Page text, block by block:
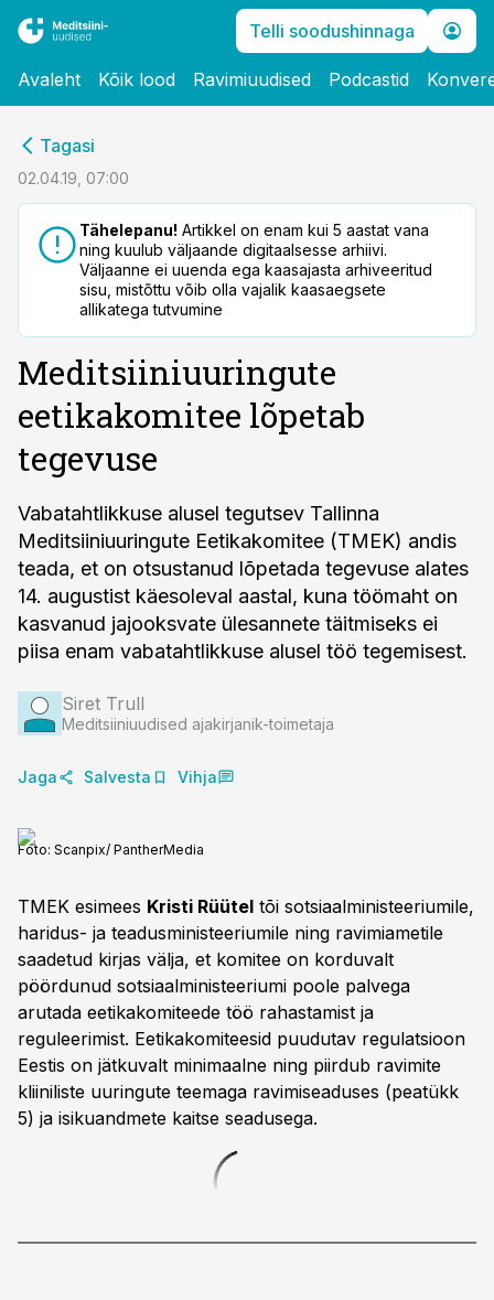
Telli soodushinnaga
Avaleht Kõik lood Ravimiuudised Podcastid
Tagasi
02.04.19, 07:00
Tähelepanu! Artikkel on enam kui 5 aastat vana
ning kuulub väljaande digitaalsesse arhiivi.
Väljaanne ei uuenda ega kaasajasta arhiveeritud
sisu, mistõttu võib olla vajalik kaasaegsete
allikatega tutvumine
Meditsiiniuuringute
eetikakomitee lõpetab
tegevuse
Vabatahtlikkuse alusel tegutsev Tallinna
Meditsiiniuuringute Eetikakomitee (TMEK) andis
teada, et on otsustanud lõpetada tegevuse alates
14. augustist käesoleval aastal, kuna töömaht on
kasvanud jajooksvate ülesannete täitmiseks ei
piisa enam vabatahtlikkuse alusel töö tegemisest.
Siret Trull
Meditsiiniuudised ajakirjanik-toimetaja
Jaga Salvesta Vihja
Foto: Scanpix/ PantherMedia
TMEK esimees Kristi Rüütel tõi sotsiaalministeeriumile,
haridus- ja teadusministeeriumile ning ravimiametile
saadetud kirjas välja, et komitee on korduvalt
pöördunud sotsiaalministeeriumi poole palvega
arutada eetikakomiteede töö rahastamist ja
reguleerimist. Eetikakomiteesid puudutav regulatsioon
Eestis on jätkuvalt minimaalne ning piirdub ravimite
kliiniliste uuringute teemaga ravimiseaduses (peatükk
5) ja isikuandmete kaitse seadusega.